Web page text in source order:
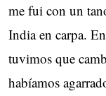
me fui con un
India en carpa.
tuvimos que
habíamos